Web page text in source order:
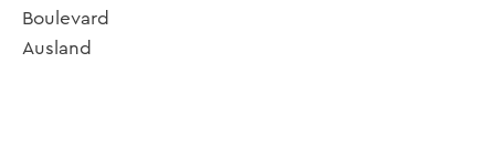
Boulevard
Ausland